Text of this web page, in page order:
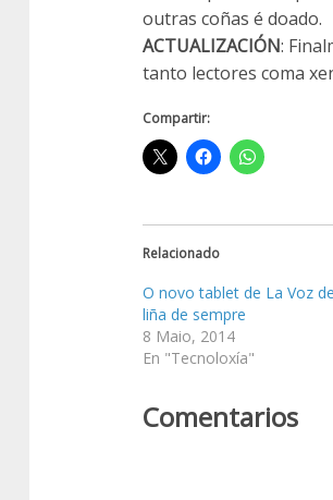
outras coñas é doado.
ACTUALIZACIÓN:
tanto lectores coma
Compartir:
Relacionado
O novo tablet de La Voz
liña de sempre
8 Maio, 2014
En "Tecnoloxía"
Comentarios